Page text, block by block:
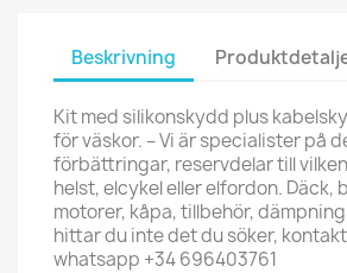
Beskrivning
Kit med silikonskydd plus
för väskor. – Vi är specialister på
förbättringar, reservdelar till
helst, elcykel eller elfordon. Däck,
motorer, kåpa, tillbehör,
hittar du inte det du söker,
whatsapp +34 696403761